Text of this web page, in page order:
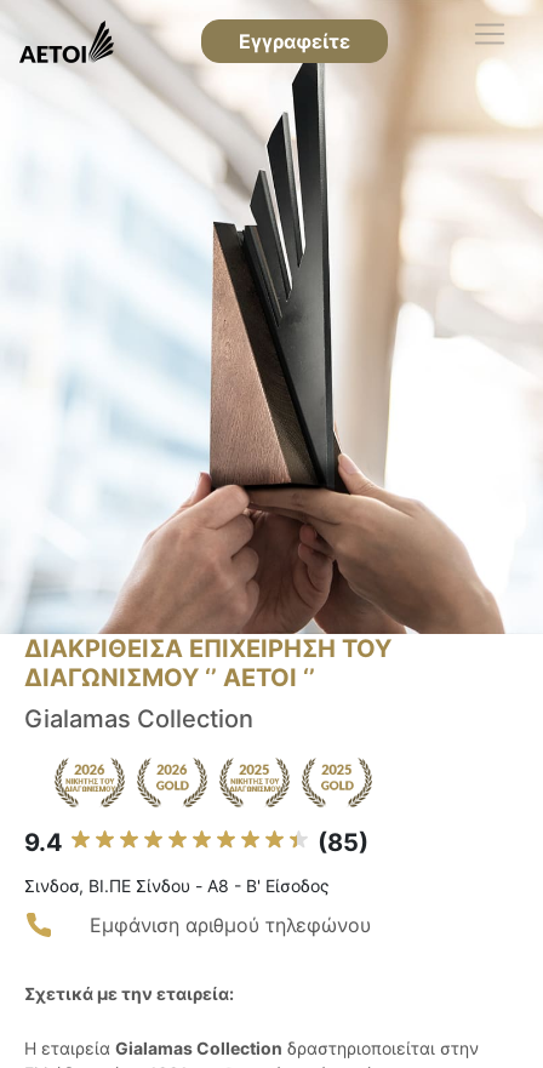
Εγγραφείτε
ΔΙΑΚΡΙΘΕΙΣΑ ΕΠΙΧΕΙΡΗΣΗ ΤΟΥ
ΔΙΑΓΩΝΙΣΜΟΥ ‘’ ΑΕΤΟΙ ‘’
Gialamas Collection
9.4 (85)
Σινδοσ, ΒΙ.ΠΕ Σίνδου - A8 - Β' Είσοδος
Εμφάνιση αριθμού τηλεφώνου
Σχετικά με την εταιρεία:
Η εταιρεία Gialamas Collection δραστηριοποιείται στην